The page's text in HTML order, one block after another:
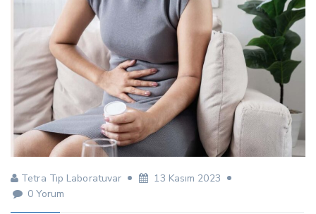
Tetra Tıp Laboratuvar
13 Kasım 2023
0 Yorum